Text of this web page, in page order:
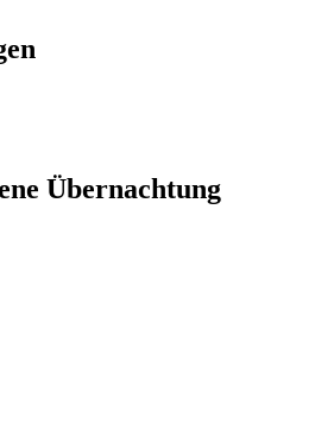
Übernachtung